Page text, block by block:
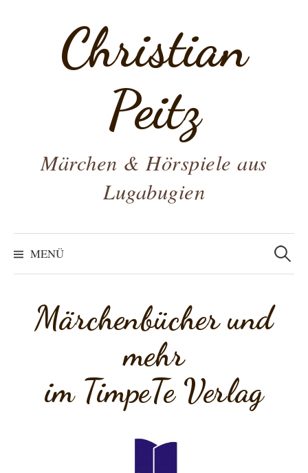
überspringenChristian
Peitz
Märchen & Hörspiele aus
Lugabugien
MENÜ
Suchen
nach:
Märchenbücher und
mehr
im TimpeTe Verlag